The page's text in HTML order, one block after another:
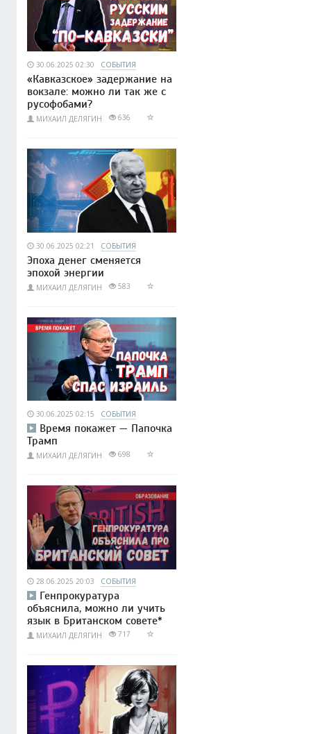
30.06.2025 02:30 СОБЫТИЯ
«Кавказское» задержание на
вокзале: можно ли так же с
русофобами?
МИХАИЛ ДЕЛЯГИН 636
30.06.2025 02:21 СОБЫТИЯ
Эпоха денег сменяется
эпохой энергии
МИХАИЛ ДЕЛЯГИН 583
30.06.2025 02:15 СОБЫТИЯ
Время покажет — Папочка
Трамп
МИХАИЛ ДЕЛЯГИН 698
28.06.2025 20:03 СОБЫТИЯ
Генпрокуратура
объяснила, можно ли учить
язык в Британском совете*
МИХАИЛ ДЕЛЯГИН 717